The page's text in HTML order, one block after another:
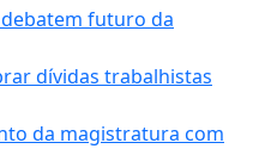
futuro da
dívidas trabalhistas
da magistratura com